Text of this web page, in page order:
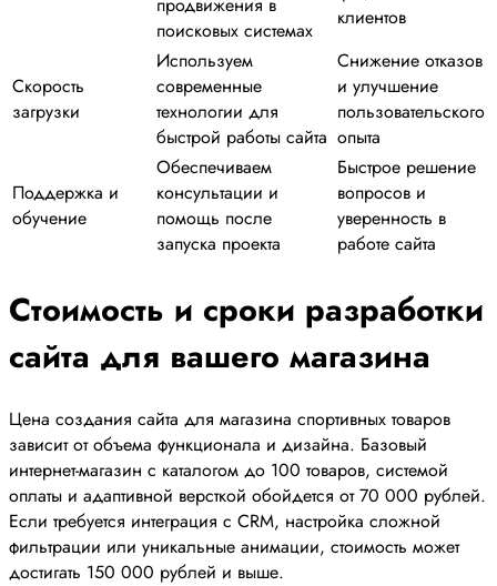
поисковых системах
клиентов
Скорость
загрузки
Используем
современные
технологии для
быстрой работы сайта
Снижение отказов
и улучшение
пользовательского
опыта
Поддержка и
обучение
Обеспечиваем
консультации и
помощь после
запуска проекта
Быстрое решение
вопросов и
уверенность в
работе сайта
Стоимость и сроки разработки
сайта для вашего магазина
Цена создания сайта для магазина спортивных товаров
зависит от объема функционала и дизайна. Базовый
интернет-магазин с каталогом до 100 товаров, системой
оплаты и адаптивной версткой обойдется от 70 000 рублей.
Если требуется интеграция с CRM, настройка сложной
фильтрации или уникальные анимации, стоимость может
достигать 150 000 рублей и выше.